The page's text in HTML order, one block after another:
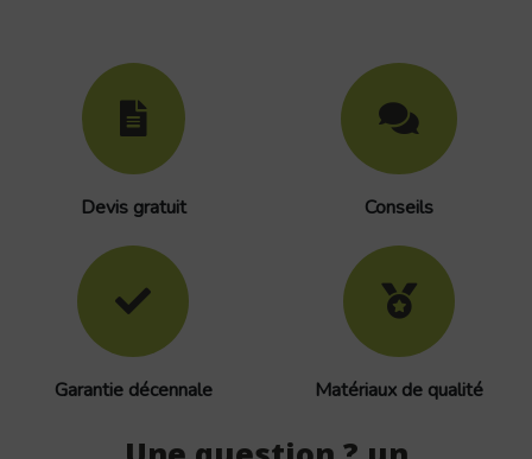
Devis gratuit Conseils
Garantie décennale Matériaux de qualité